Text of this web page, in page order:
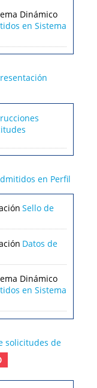
Dinámico
en Sistema
en Perfil
Sello de
Datos de
Dinámico
en Sistema
solicitudes de